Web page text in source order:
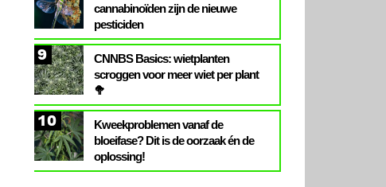
cannabinoïden zijn de nieuwe
pesticiden
9
CNNBS Basics: wietplanten
scroggen voor meer wiet per plant
🥦
10
Kweekproblemen vanaf de
bloeifase? Dit is de oorzaak én de
oplossing!